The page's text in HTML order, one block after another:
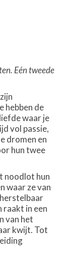
Eén tweede
hebben de
waar je
vol passie,
dromen en
hun twee
noodlot hun
waar ze van
raakt in een
van het
kwijt. Tot